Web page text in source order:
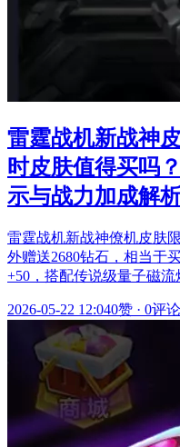
雷霆战机新战神
时皮肤值得买吗
示与战力加成解
雷霆战机新战神僚机皮肤
外赠送2680钻石，相当于
+50，搭配传说级量子磁
2026-05-22 12:040赞 · 0评论